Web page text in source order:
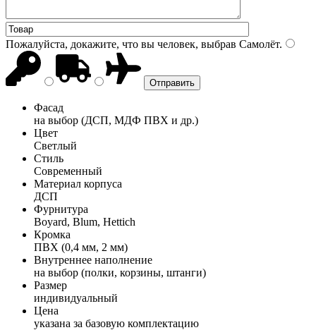
Пожалуйста, докажите, что вы человек, выбрав Самолёт.
Фасад
на выбор (ДСП, МДФ ПВХ и др.)
Цвет
Светлый
Стиль
Современный
Материал корпуса
ДСП
Фурнитура
Boyard, Blum, Hettich
Кромка
ПВХ (0,4 мм, 2 мм)
Внутреннее наполнение
на выбор (полки, корзины, штанги)
Размер
индивидуальный
Цена
указана за базовую комплектацию